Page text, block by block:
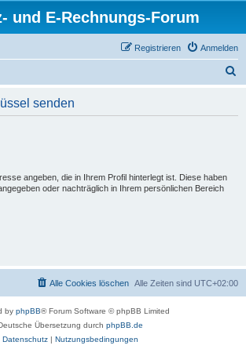
und E-Rechnungs-Forum
Anmelden
Registrieren
senden
angeben, die in Ihrem Profil hinterlegt ist. Diese haben
oder nachträglich in Ihrem persönlichen Bereich
Alle Zeiten sind UTC+02:00
Alle Cookies löschen
by phpBB® Forum Software © phpBB Limited
Übersetzung durch phpBB.de
Datenschutz| Nutzungsbedingungen